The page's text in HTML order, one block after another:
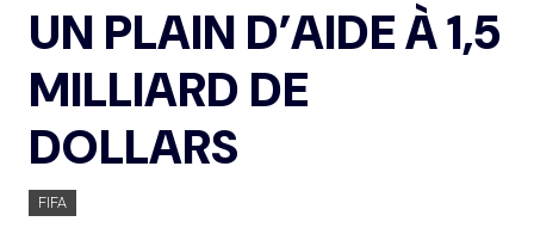
UN PLAIN D’AIDE À 1,5
MILLIARD DE
DOLLARS
FIFA